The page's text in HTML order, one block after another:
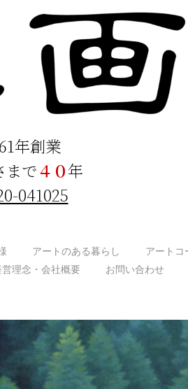
年創業
まで４０年
041025
アートのある暮らし アートコ
理念・会社概要 お問い合わせ